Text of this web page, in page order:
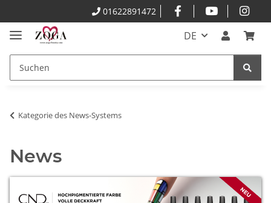
01622891472
DE
Kategorie des News-Systems
News